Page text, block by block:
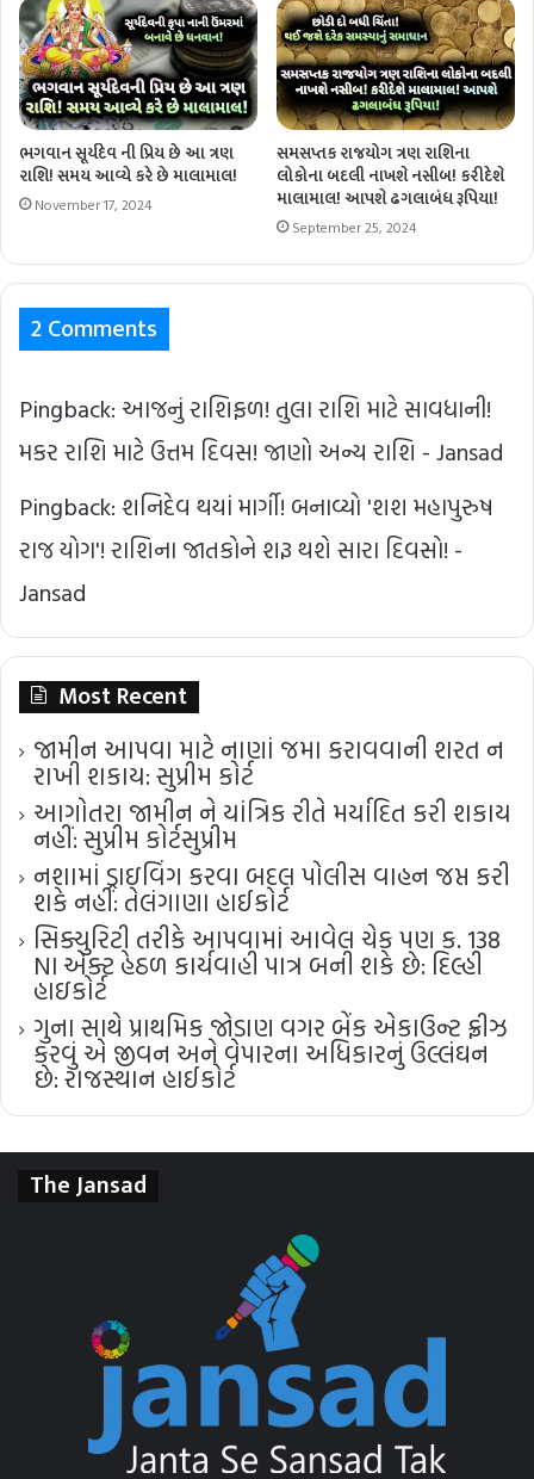
ભગવાન સૂર્યદેવ ની પ્રિય છે આ ત્રણ
રાશિ! સમય આવ્યે કરે છે માલામાલ!
November 17, 2024
સમસપ્તક રાજયોગ ત્રણ રાશિના
લોકોના બદલી નાખશે નસીબ! કરીદેશે
માલામાલ! આપશે ઢગલાબંધ રૂપિયા!
September 25, 2024
2 Comments
Pingback: આજનું રાશિફળ! તુલા રાશિ માટે સાવધાની!
મકર રાશિ માટે ઉત્તમ દિવસ! જાણો અન્ય રાશિ - Jansad
Pingback: શનિદેવ થયાં માર્ગી! બનાવ્યો 'શશ મહાપુરુષ
રાજ યોગ'! રાશિના જાતકોને શરૂ થશે સારા દિવસો! -
Jansad
Most Recent
જામીન આપવા માટે નાણાં જમા કરાવવાની શરત ન
રાખી શકાય: સુપ્રીમ કોર્ટ
આગોતરા જામીન ને યાંત્રિક રીતે મર્યાદિત કરી શકાય
નહીં: સુપ્રીમ કોર્ટ​સુપ્રીમ
નશામાં ડ્રાઇવિંગ કરવા બદલ પોલીસ વાહન જપ્ત કરી
શકે નહીં: તેલંગાણા હાઈકોર્ટ
સિક્યુરિટી તરીકે આપવામાં આવેલ ચેક પણ ક. 138
NI એક્ટ હેઠળ કાર્યવાહી પાત્ર બની શકે છે: દિલ્હી
હાઇકોર્ટ
ગુના સાથે પ્રાથમિક જોડાણ વગર બેંક એકાઉન્ટ ફ્રીઝ
કરવું એ જીવન અને વેપારના અધિકારનું ઉલ્લંઘન
છે: રાજસ્થાન હાઈકોર્ટ
The Jansad